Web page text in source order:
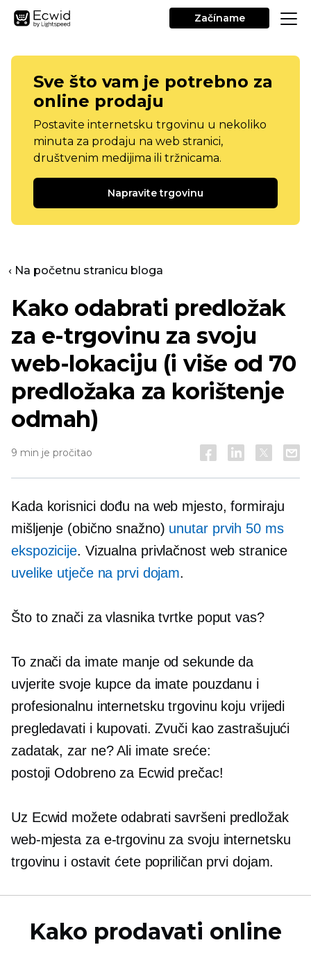
Začíname
Sve što vam je potrebno za
online prodaju
Postavite internetsku trgovinu u nekoliko
minuta za prodaju na web stranici,
društvenim medijima ili tržnicama.
Napravite trgovinu
‹ Na početnu stranicu bloga
Kako odabrati predložak
za e-trgovinu za svoju
web-lokaciju (i više od 70
predložaka za korištenje
odmah)
9 min je pročitao
Kada korisnici dođu na web mjesto, formiraju
mišljenje (obično snažno) unutar prvih 50 ms
ekspozicije. Vizualna privlačnost web stranice
uvelike utječe na prvi dojam.
Što to znači za vlasnika tvrtke poput vas?
To znači da imate manje od sekunde da
uvjerite svoje kupce da imate pouzdanu i
profesionalnu internetsku trgovinu koju vrijedi
pregledavati i kupovati. Zvuči kao zastrašujući
zadatak, zar ne? Ali imate sreće:
postoji Odobreno za Ecwid prečac!
Uz Ecwid možete odabrati savršeni predložak
web-mjesta za e-trgovinu za svoju internetsku
trgovinu i ostavit ćete popriličan prvi dojam.
Kako prodavati online